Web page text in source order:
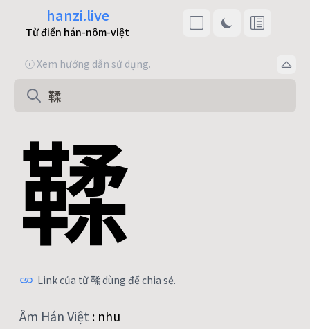
hanzi.live
Từ điển hán-nôm-việt
ⓘ Xem hướng dẫn sử dụng.
鞣
Link của từ 鞣 dùng để chia sẻ.
Âm Hán Việt : nhu